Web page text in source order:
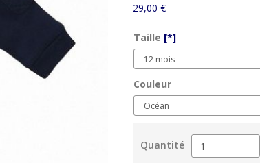
29,00 €
Taille [*]
Couleur
Quantité